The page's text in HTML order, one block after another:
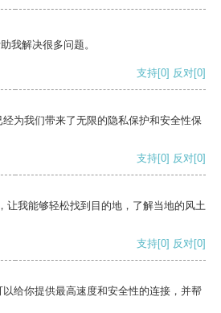
我解决很多问题。
支持[0] 反对[0]
为我们带来了无限的隐私保护和安全性保
支持[0] 反对[0]
让我能够轻松找到目的地，了解当地的风土
支持[0] 反对[0]
给你提供最高速度和安全性的连接，并帮